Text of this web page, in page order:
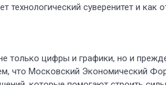
технологический суверенитет и как
только цифры и графики, но и
что Московский Экономический